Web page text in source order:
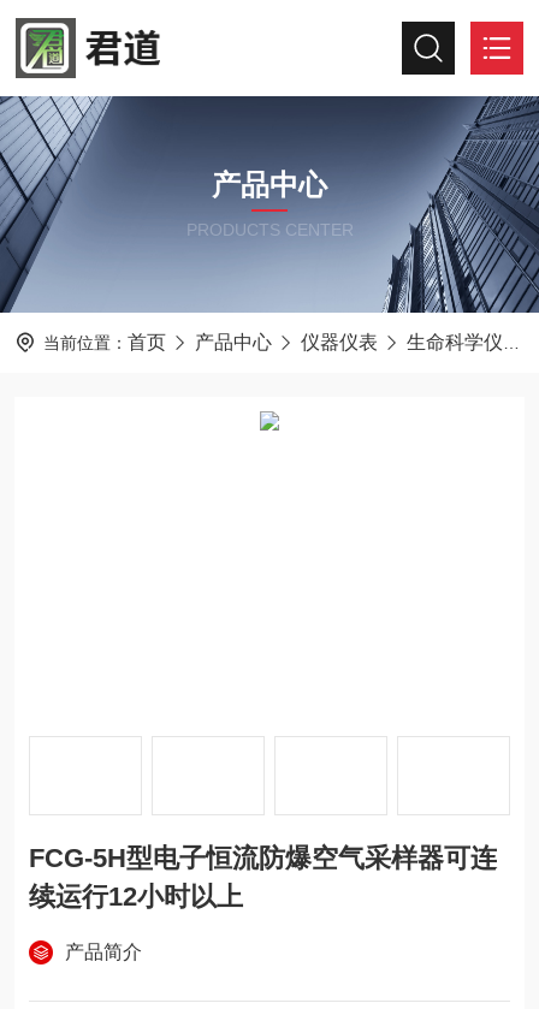
产品中心
PRODUCTS CENTER
当前位置： 首页 产品中心 仪器仪表 生命科学仪器及设备
FCG-5H型电子恒流防爆空气采样器可连
续运行12小时以上
产品简介